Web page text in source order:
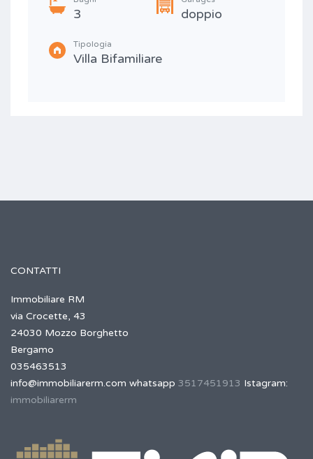
3 doppio
Tipologia
Villa Bifamiliare
CONTATTI
Immobiliare RM
via Crocette, 43
24030 Mozzo Borghetto
Bergamo
035463513
info@immobiliarerm.com whatsapp 3517451913 Istagram:
immobiliarerm